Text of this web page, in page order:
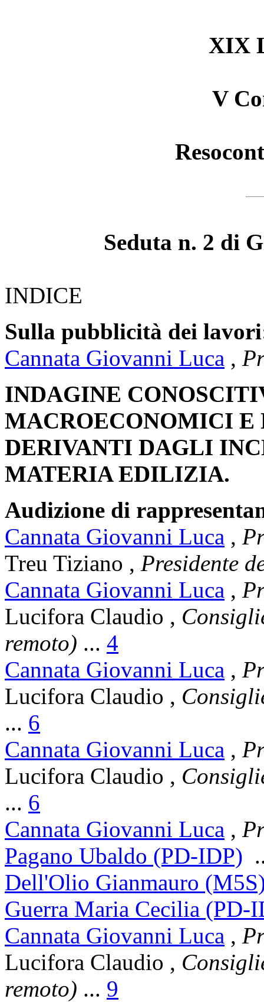
XIX
V
Seduta n. 2 di
INDICE
Sulla pubblicità dei
Cannata Giovanni Luca ,
INDAGINE
MACROECONOMICI
DERIVANTI DAGLI
MATERIA EDILIZIA.
Audizione di
Cannata Giovanni Luca ,
Treu Tiziano , Presidente
Cannata Giovanni Luca ,
Lucifora Claudio ,
remoto) ... 4
Cannata Giovanni Luca ,
Lucifora Claudio ,
... 6
Cannata Giovanni Luca ,
Lucifora Claudio ,
... 6
Cannata Giovanni Luca ,
Pagano Ubaldo (PD-IDP)
Dell'Olio Gianmauro
Guerra Maria Cecilia (PD-
Cannata Giovanni Luca ,
Lucifora Claudio ,
remoto) ... 9